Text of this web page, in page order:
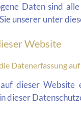
Daten sind
unserer unter
Website
Datenerfassung auf
dieser Website
dieser